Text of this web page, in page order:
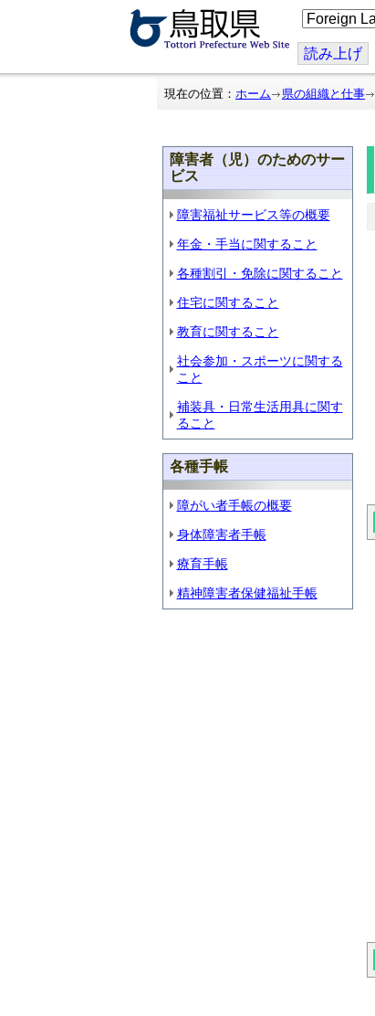
こ
の
ジ
を
翻
読み上げ
現在の位置： ホーム 県の組織と仕事
障害者（児）のためのサー
ビス
障害福祉サービス等の概要
年金・手当に関すること
各種割引・免除に関すること
住宅に関すること
教育に関すること
社会参加・スポーツに関する
こと
補装具・日常生活用具に関す
ること
各種手帳
障がい者手帳の概要
身体障害者手帳
療育手帳
精神障害者保健福祉手帳